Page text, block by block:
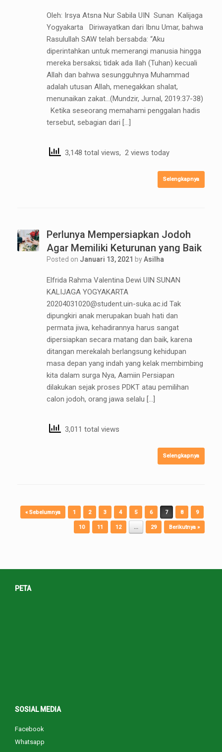
Oleh: Irsya Atsna Nur Sabila UIN Sunan Kalijaga
Yogyakarta Diriwayatkan dari Ibnu Umar, bahwa
Rasulullah SAW telah bersabda: “Aku
diperintahkan untuk memerangi manusia hingga
mereka bersaksi; tidak ada Ilah (Tuhan) kecuali
Allah dan bahwa sesungguhnya Muhammad
adalah utusan Allah, menegakkan shalat,
menunaikan zakat…(Mundzir, Jurnal, 2019:37-38)
Ketika seseorang memahami penggalan hadis
tersebut, sebagian dari […]
3,148 total views, 2 views today
Selengkapnya
Perlunya Mempersiapkan Jodoh
Agar Memiliki Keturunan yang Baik
Posted on Januari 13, 2021 byAsilha
Elfrida Rahma Valentina Dewi UIN SUNAN
KALIJAGA YOGYAKARTA
20204031020@student.uin-suka.ac.id Tak
dipungkiri anak merupakan buah hati dan
permata jiwa, kehadirannya harus sangat
dipersiapkan secara matang dan baik, karena
ditangan merekalah berlangsung kehidupan
masa depan yang indah yang kelak membimbing
kita dalam surga Nya, Aamiin Persiapan
dilakukan sejak proses PDKT atau pemilihan
calon jodoh, orang jawa selalu […]
3,011 total views
Selengkapnya
Post navigation
« Sebelumnya 1 2 3 4 5 6 7 8 9
10 11 12 … 29 Berikutnya »
PETA
SOSIAL MEDIA
Facebook
Whatsapp